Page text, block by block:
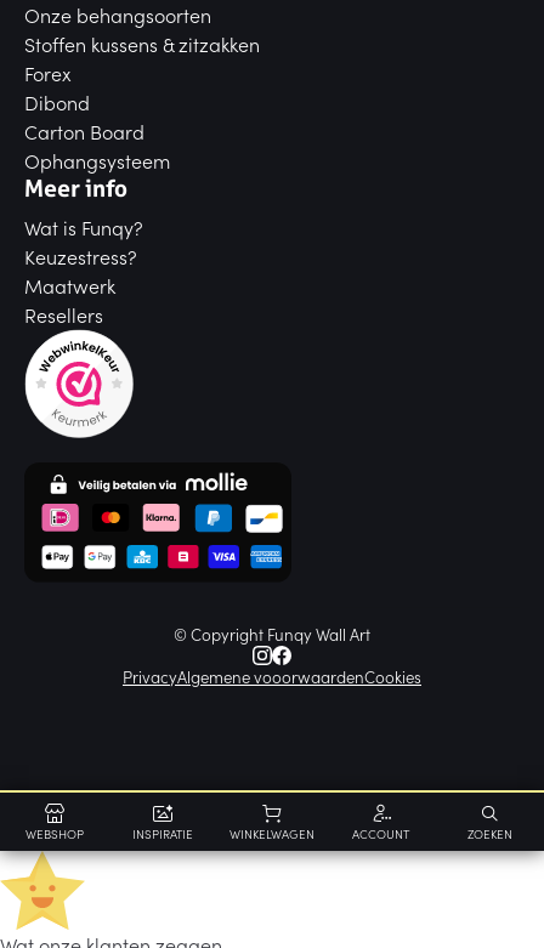
Onze behangsoorten
Stoffen kussens & zitzakken
Forex
Dibond
Carton Board
Ophangsysteem
Meer info
Wat is Funqy?
Keuzestress?
Maatwerk
Resellers
© Copyright Funqy Wall Art
PrivacyAlgemene vooorwaardenCookies
WEBSHOP INSPIRATIE WINKELWAGEN ACCOUNT ZOEKEN